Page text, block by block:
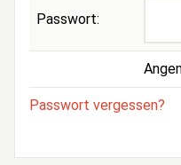
Passwort:
Passwort vergessen?